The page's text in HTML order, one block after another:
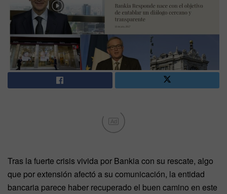
Ad
Tras la fuerte crisis vivida por Bankia con su rescate, algo
que por extensión afectó a su comunicación, la entidad
bancaria parece haber recuperado el buen camino en este